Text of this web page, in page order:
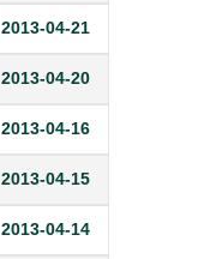
2013-04-21
2013-04-20
2013-04-16
2013-04-15
2013-04-14